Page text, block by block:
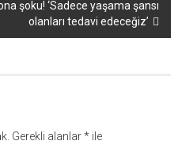
şoku! ‘Sadece yaşama şansı
olanları tedavi edeceğiz’
Gerekli alanlar*ile